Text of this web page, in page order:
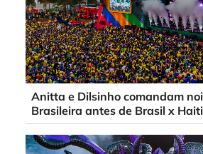
Anitta e Dilsinho comandam
Brasileira antes de Brasil x